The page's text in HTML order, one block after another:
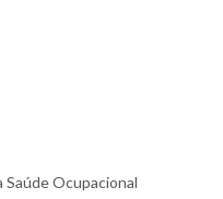
Ocupacional